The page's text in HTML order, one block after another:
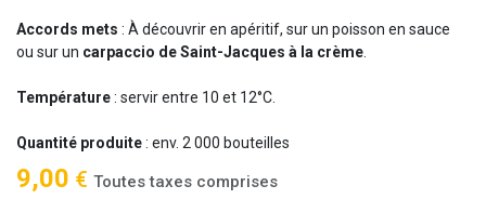
Accords mets : À découvrir en apéritif, sur un poisson en sauce
ou sur un carpaccio de Saint-Jacques à la crème.
Température: servir entre 10 et 12°C.
Quantité produite: env. 2 000 bouteilles
9,00 € Toutes taxes comprises